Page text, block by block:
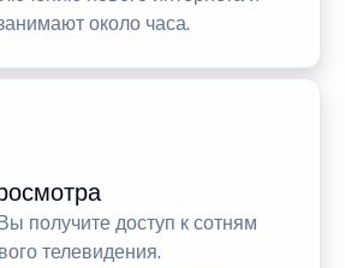
около часа.
получите доступ к сотням
телевидения.